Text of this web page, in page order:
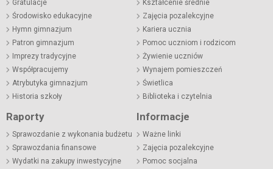
Gratulacje
Środowisko edukacyjne
Hymn gimnazjum
Patron gimnazjum
Imprezy tradycyjne
Współpracujemy
Atrybutyka gimnazjum
Historia szkoły
Kształcenie średnie
Zajęcia pozalekcyjne
Kariera ucznia
Pomoc uczniom i rodzicom
Żywienie uczniów
Wynajem pomieszczeń
Świetlica
Biblioteka i czytelnia
Raporty
Sprawozdanie z wykonania budżetu
Sprawozdania finansowe
Wydatki na zakupy inwestycyjne
Informacje
Ważne linki
Zajęcia pozalekcyjne
Pomoc socjalna